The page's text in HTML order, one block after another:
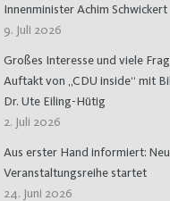
Innenminister Achim Schwickert
9. Juli 2026
Großes Interesse und viele
Auftakt von „CDU inside“ mit
Dr. Ute Eiling-Hütig
2. Juli 2026
Aus erster Hand informiert:
Veranstaltungsreihe startet
24. Juni 2026